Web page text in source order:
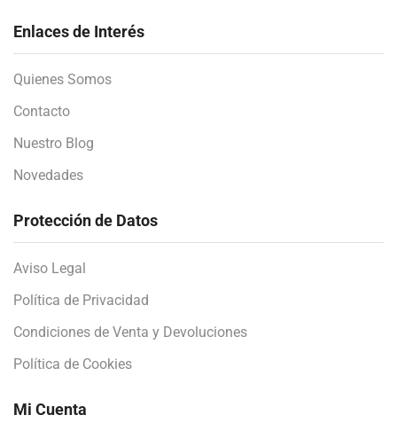
Enlaces de Interés
Quienes Somos
Contacto
Nuestro Blog
Novedades
Protección de Datos
Aviso Legal
Política de Privacidad
Condiciones de Venta y Devoluciones
Política de Cookies
Mi Cuenta